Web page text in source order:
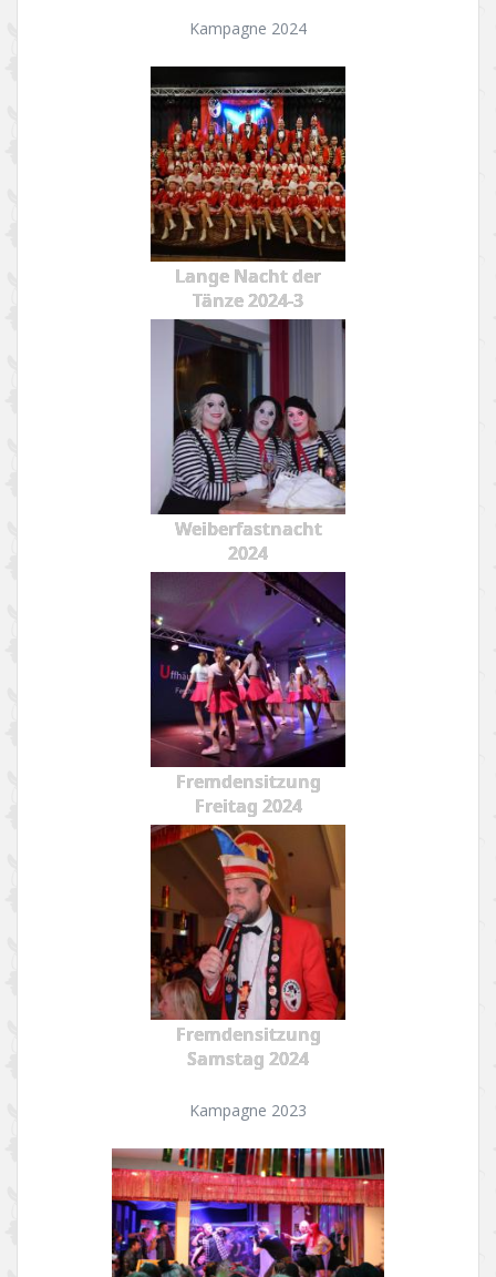
Kampagne 2024
Lange Nacht der
Tänze 2024-3
Weiberfastnacht
2024
Fremdensitzung
Freitag 2024
Fremdensitzung
Samstag 2024
Kampagne 2023